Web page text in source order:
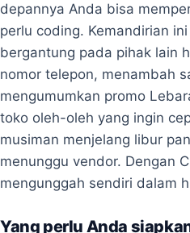
depannya Anda bisa
perlu coding. Kemandirian
bergantung pada pihak lain
nomor telepon, menambah
mengumumkan promo
toko oleh-oleh yang ingin
musiman menjelang libur
menunggu vendor. Dengan
mengunggah sendiri dalam
Yang perlu Anda